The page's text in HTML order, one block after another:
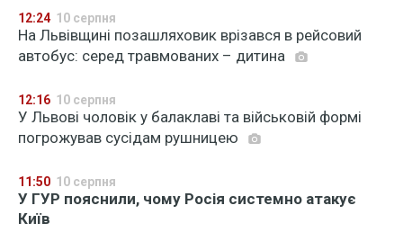
12:24 10 серпня
На Львівщині позашляховик врізався в рейсовий
автобус: серед травмованих – дитина
12:16 10 серпня
У Львові чоловік у балаклаві та військовій формі
погрожував сусідам рушницею
11:50 10 серпня
У ГУР пояснили, чому Росія системно атакує
Київ